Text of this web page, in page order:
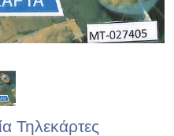
Τηλεκάρτες